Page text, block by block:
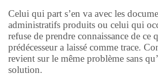
Celui qui part s’en va avec les
administratifs produits ou celui qui
refuse de prendre connaissance de ce
prédécesseur a laissé comme trace.
revient sur le même problème sans
solution.